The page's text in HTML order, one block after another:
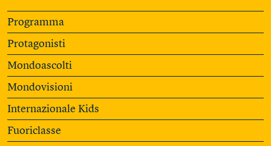
Programma
Protagonisti
Mondoascolti
Mondovisioni
Internazionale Kids
Fuoriclasse